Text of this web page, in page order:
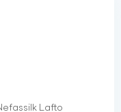
Lafto